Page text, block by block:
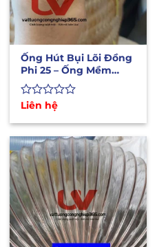
Ống Hút Bụi Lõi Đồng
Phi 25 – Ống Mềm
Chịu Nhiệt Lắp Máy
CNC
Được
hạng
0
5
sao
Liên hệ